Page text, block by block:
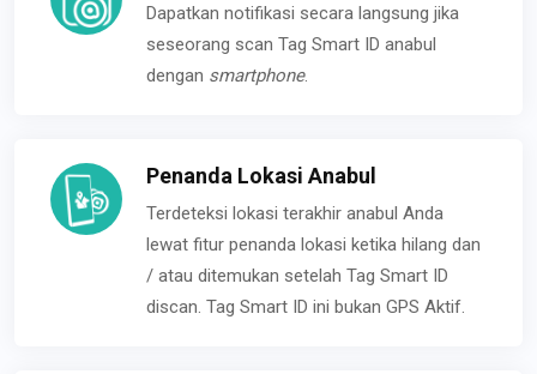
Dapatkan notifikasi secara langsung jika
seseorang scan Tag Smart ID anabul
dengan smartphone.
Penanda Lokasi Anabul
Terdeteksi lokasi terakhir anabul Anda
lewat fitur penanda lokasi ketika hilang dan
/ atau ditemukan setelah Tag Smart ID
discan. Tag Smart ID ini bukan GPS Aktif.